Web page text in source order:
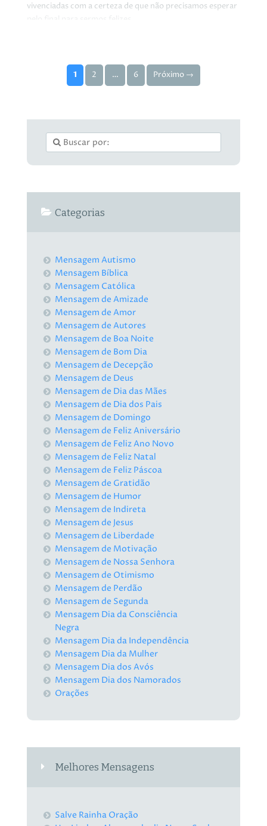
vivenciadas com a certeza de que não precisamos esperar
Paginação de posts
1 2 … 6 Próximo →
Categorias
Mensagem Autismo
Mensagem Bíblica
Mensagem Católica
Mensagem de Amizade
Mensagem de Amor
Mensagem de Autores
Mensagem de Boa Noite
Mensagem de Bom Dia
Mensagem de Decepção
Mensagem de Deus
Mensagem de Dia das Mães
Mensagem de Dia dos Pais
Mensagem de Domingo
Mensagem de Feliz Aniversário
Mensagem de Feliz Ano Novo
Mensagem de Feliz Natal
Mensagem de Feliz Páscoa
Mensagem de Gratidão
Mensagem de Humor
Mensagem de Indireta
Mensagem de Jesus
Mensagem de Liberdade
Mensagem de Motivação
Mensagem de Nossa Senhora
Mensagem de Otimismo
Mensagem de Perdão
Mensagem de Segunda
Mensagem Dia da Consciência
Negra
Mensagem Dia da Independência
Mensagem Dia da Mulher
Mensagem Dia dos Avós
Mensagem Dia dos Namorados
Orações
Melhores Mensagens
Salve Rainha Oração